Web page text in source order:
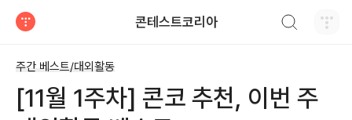
콘테스트코리아
주간 베스트/대외활동
[11월 1주차] 콘코 추천, 이번 주